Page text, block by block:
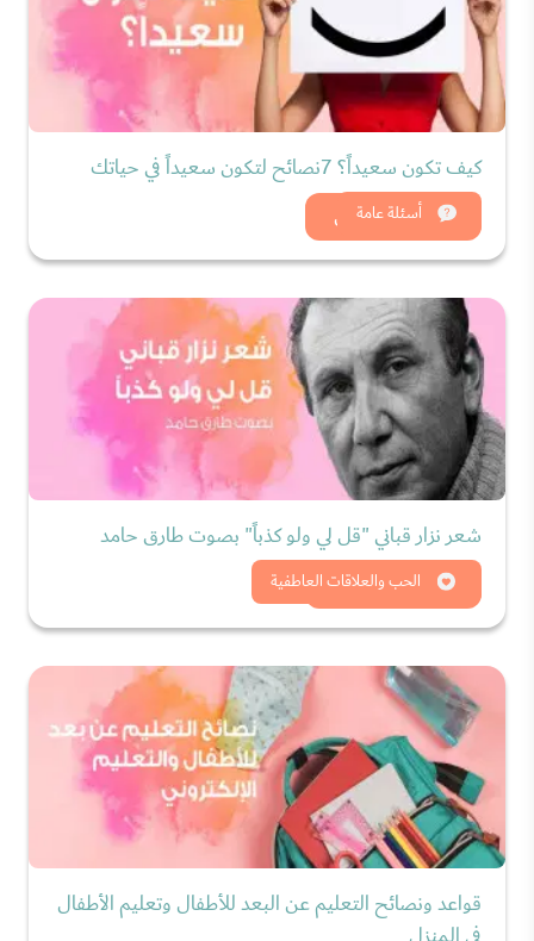
أسئلة عامة
كيف تكون سعيداً؟ 7نصائح لتكون سعيداً في حياتك
شاهد الان
الحب والعلاقات العاطفية
شعر نزار قباني "قل لي ولو كذباً" بصوت طارق حامد
شاهد الان
قواعد ونصائح التعليم عن البعد للأطفال وتعليم الأطفال